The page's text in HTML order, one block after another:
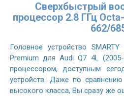
Сверхбыстрый
процессор 2.8 ГГц
662/
Головное устройство
Premium для Audi Q7 4L
процессором, доступным
устройств. Даже по
высокого класса, Вы сразу же